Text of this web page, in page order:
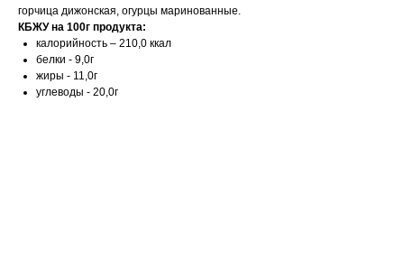
горчица дижонская, огурцы маринованные.
КБЖУ на 100г продукта:
калорийность – 210,0 ккал
белки - 9,0г
жиры - 11,0г
углеводы - 20,0г